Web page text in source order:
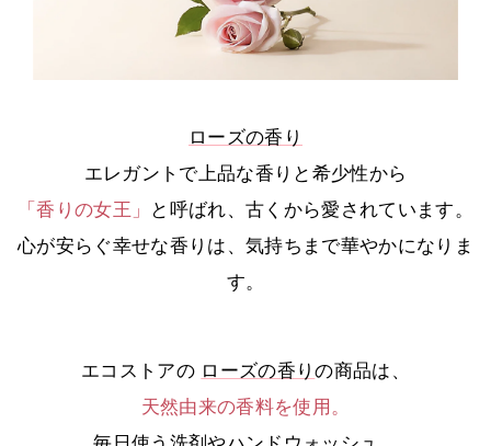
ローズの香り
エレガントで上品な香りと希少性から
「香りの女王」
と呼ばれ、古くから愛されています。
心が安らぐ幸せな香りは、気持ちまで華やかになりま
す。
エコストアの ローズの香りの商品は、
天然由来の香料を使用。